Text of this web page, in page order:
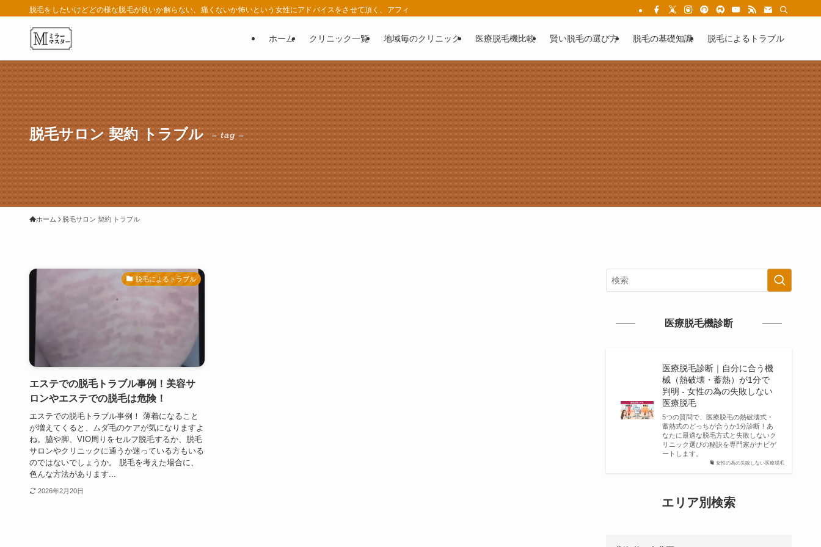
脱毛をしたいけどどの様な脱毛が良いか解らない、痛くないか怖いという女性にアドバイスをさせて頂く、アフィリエイト広告を利用したサイトです。 | 女性の為の失敗しない医療脱毛
ホーム クリニック一覧 地域毎のクリニック 医療脱毛機比較 賢い脱毛の選び方 脱毛の基礎知識 脱毛によるトラブル
脱毛サロン 契約 トラブル – tag –
ホーム 脱毛サロン 契約 トラブル
脱毛によるトラブル
エステでの脱毛トラブル事例！美容サ
ロンやエステでの脱毛は危険！
エステでの脱毛トラブル事例！ 薄着になること
が増えてくると、ムダ毛のケアが気になりますよ
ね。脇や脚、VIO周りをセルフ脱毛するか、脱毛
サロンやクリニックに通うか迷っている方もいる
のではないでしょうか。 脱毛を考えた場合に、
色んな方法があります...
2026年2月20日
医療脱毛機診断
女性の為の失敗しない医療脱毛
医療脱毛診断｜自分に合う機
械（熱破壊・蓄熱）が1分で
判明 - 女性の為の失敗しない
医療脱毛
5つの質問で、医療脱毛の熱破壊式・
蓄熱式のどっちが合うか1分診断！あ
なたに最適な脱毛方式と失敗しないク
リニック選びの秘訣を専門家がナビゲ
ートします。
エリア別検索